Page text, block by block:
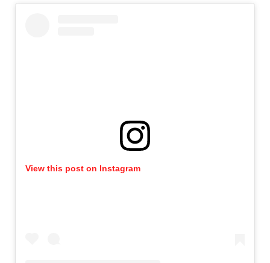
View this post on Instagram